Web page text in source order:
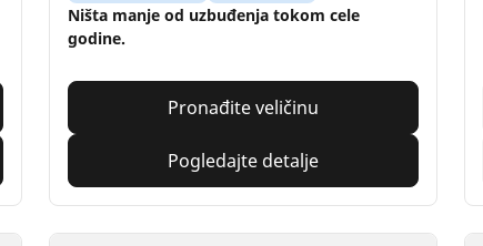
Ništa manje od uzbuđenja tokom cele
godine.
Pronađite veličinu
Pogledajte detalje